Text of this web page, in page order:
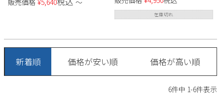
10 11
12
20
21 22 23 24 25
26
スモークドパール VW ビンテー
販売価格 ¥5,640 〜
在庫切れ
新着順 価格が安い順 価格が高い順
6件中 1-6件表示